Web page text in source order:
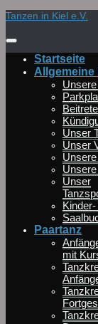
Zum
springen
Tanzen in Kiel e.V.
Startseite
Allgemeine
Unser
Unser
Unser
Paartanz
mit